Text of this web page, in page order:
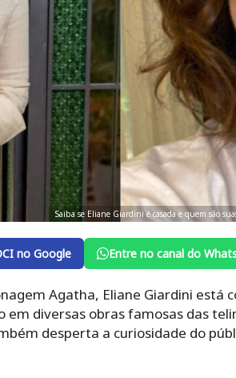
Saiba se Eliane Giardini é casada e quem são
no Google Entre no canal do
Agatha, Eliane Giardini está
diversas obras famosas das
desperta a curiosidade do